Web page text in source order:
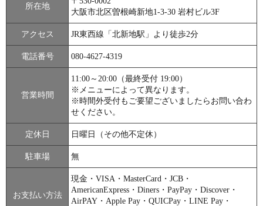
所在地
⼤阪市北区曽根崎新地1-3-30 岩村ビル3F
アクセス JR東西線「北新地駅」より徒歩2分
電話番号 080-4627-4319
営業時間
11:00～20:00（最終受付 19:00）
※メニューによって異なります。
※時間外受付もご要望ございましたらお問い合わ
せください。
定休日 日曜日（その他不定休）
駐車場 無
お支払い方法
現金・VISA・MasterCard・JCB・
AmericanExpress・Diners・PayPay・Discover・
AirPAY・Apple Pay・QUICPay・LINE Pay・